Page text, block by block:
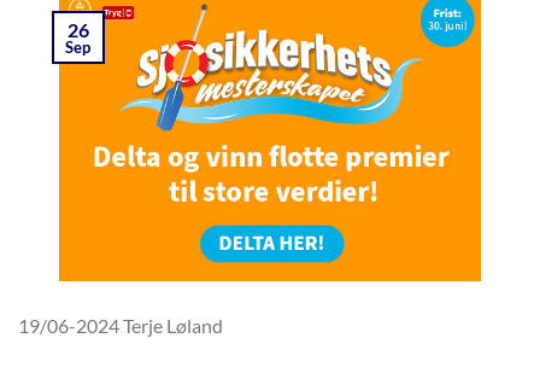
26
Sep
19/06-2024Terje Løland